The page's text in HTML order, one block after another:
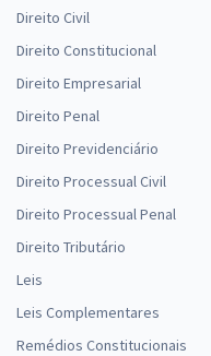
UFRGS - Universidade
Portuguesa
UFRGS - Universidade
para os
Direito Civil
Direito Constitucional
Direito Empresarial
Direito Penal
Direito Previdenciário
Direito Processual Civil
Direito Processual Penal
Direito Tributário
Leis
Leis Complementares
Remédios Constitucionais